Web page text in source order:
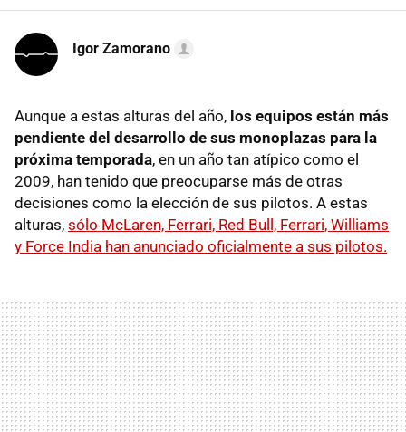
Igor Zamorano
Aunque a estas alturas del año, los equipos están más
pendiente del desarrollo de sus monoplazas para la
próxima temporada, en un año tan atípico como el
2009, han tenido que preocuparse más de otras
decisiones como la elección de sus pilotos. A estas
alturas, sólo McLaren, Ferrari, Red Bull, Ferrari, Williams
y Force India han anunciado oficialmente a sus pilotos.